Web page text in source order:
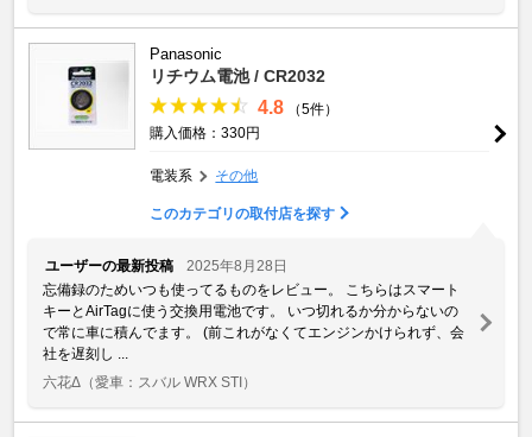
Panasonic
リチウム電池 / CR2032
4.8
（5件）
購入価格：330円
電装系 その他
このカテゴリの取付店を探す
ユーザーの最新投稿
2025年8月28日
忘備録のためいつも使ってるものをレビュー。 こちらはスマート
キーとAirTagに使う交換用電池です。 いつ切れるか分からないの
で常に車に積んでます。 (前これがなくてエンジンかけられず、会
社を遅刻し ...
六花Δ （愛車：スバル WRX STI）